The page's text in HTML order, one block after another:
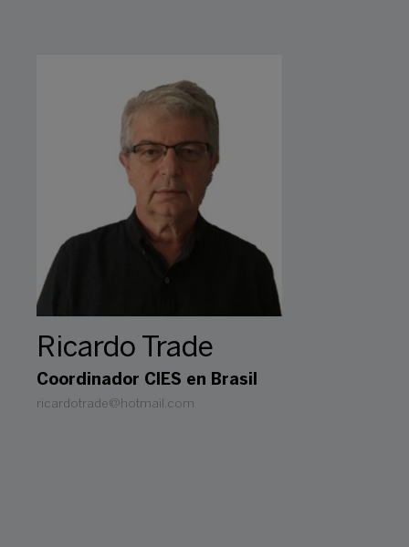
Ricardo Trade
Coordinador CIES en Brasil
ricardotrade@hotmail.com